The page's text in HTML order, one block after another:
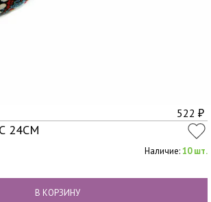
522 ₽
24СМ
Наличие:10 шт.
В КОРЗИНУ